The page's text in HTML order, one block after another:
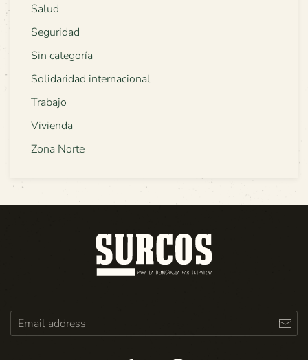
Salud
Seguridad
Sin categoría
Solidaridad internacional
Trabajo
Vivienda
Zona Norte